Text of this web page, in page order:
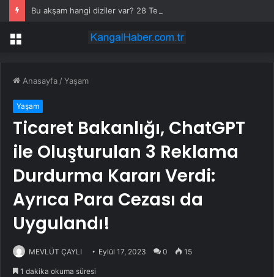
Menü
Anasayfa /Yaşam
Yaşam
Ticaret Bakanlığı, ChatGPT
ile Oluşturulan 3 Reklama
Durdurma Kararı Verdi:
Ayrıca Para Cezası da
Uygulandı!
MEVLÜT ÇAYLI Eylül 17, 2023 0 15
1 dakika okuma süresi